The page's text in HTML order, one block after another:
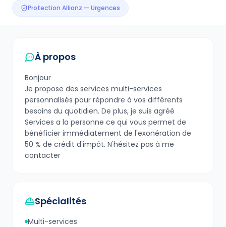
Protection Allianz — Urgences
À propos
Bonjour
Je propose des services multi-services
personnalisés pour répondre à vos différents
besoins du quotidien. De plus, je suis agréé
Services a la personne ce qui vous permet de
bénéficier immédiatement de l'exonération de
50 % de crédit d'impôt. N'hésitez pas à me
contacter
Spécialités
Multi-services